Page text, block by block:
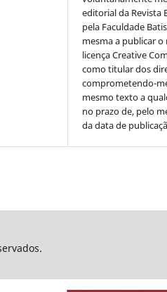
editorial da Revista
pela Faculdade
mesma a publicar
licença Creative
como titular dos
comprometendo-
mesmo texto a
no prazo de, pelo
da data de